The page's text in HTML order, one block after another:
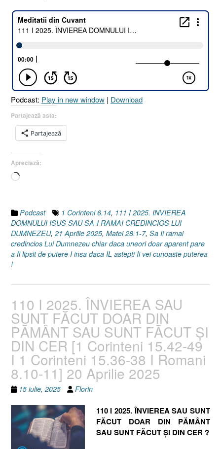
2025.
RĂMÂI
21
Aprilie
2025”
Podcast: Play in new window | Download
Partajează asta:
Partajează
Apreciază:
Încarc...
Podcast 1 Corinteni 6.14, 111 I 2025. INVIEREA
DOMNULUI ISUS SAU SA-I RAMAI CREDINCIOS LUI
DUMNEZEU, 21 Aprilie 2025, Matei 28.1-7, Sa Ii ramai
credincios Lui Dumnezeu chiar daca uneori doar aparent pare
a fi lipsit de putere I insa daca IL astepti Ii vei cunoaste puterea
!
110 I 2025. ÎNVIEREA SAU
SUNT FĂCUT DOAR DIN
PĂMÂNT SAU SUNT FĂCUT ȘI
DIN CER [1 Corinteni 15.42-49
I 1 Corinteni 15.36-38 I Romani
8.10-11] 20 Aprilie 2025
15 iulie, 2025 Florin
110 I 2025. ÎNVIEREA SAU SUNT
FĂCUT DOAR DIN PĂMÂNT
SAU SUNT FĂCUT ȘI DIN CER ?